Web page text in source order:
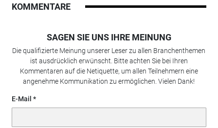
KOMMENTARE
SAGEN SIE UNS IHRE MEINUNG
Die qualifizierte Meinung unserer Leser zu allen Branchenthemen
ist ausdrücklich erwünscht. Bitte achten Sie bei Ihren
Kommentaren auf die Netiquette, um allen Teilnehmern eine
angenehme Kommunikation zu ermöglichen. Vielen Dank!
E-Mail